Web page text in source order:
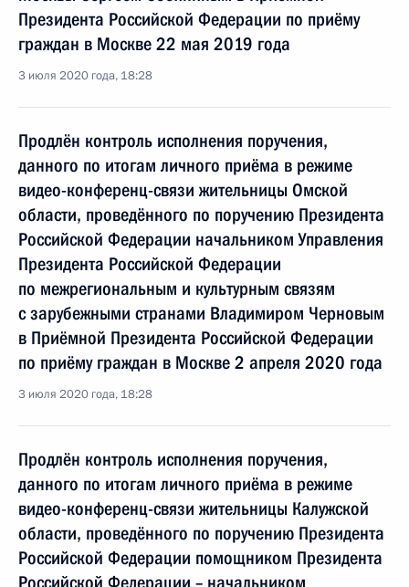
Президента Российской Федерации по приёму
граждан в Москве 22 мая 2019 года
3 июля 2020 года, 18:28
Продлён контроль исполнения поручения,
данного по итогам личного приёма в режиме
видео-конференц-связи жительницы Омской
области, проведённого по поручению Президента
Российской Федерации начальником Управления
Президента Российской Федерации
по межрегиональным и культурным связям
с зарубежными странами Владимиром Черновым
в Приёмной Президента Российской Федерации
по приёму граждан в Москве 2 апреля 2020 года
3 июля 2020 года, 18:28
Продлён контроль исполнения поручения,
данного по итогам личного приёма в режиме
видео-конференц-связи жительницы Калужской
области, проведённого по поручению Президента
Российской Федерации помощником Президента
Российской Федерации – начальником